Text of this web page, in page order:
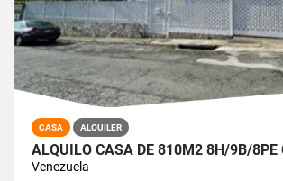
CASA ALQUILER
ALQUILO CASA DE 810M2 8H/9B/8PE
Venezuela